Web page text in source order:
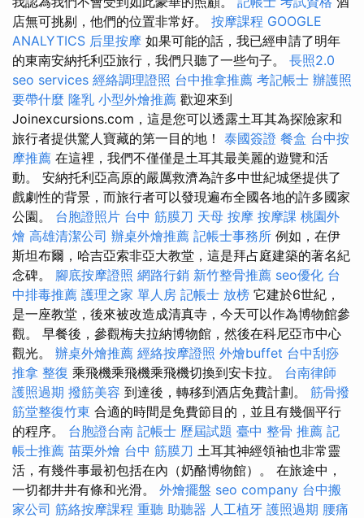
店無可挑剔，他們的位置非常好。 按摩課程 GOOGLE
ANALYTICS 后里按摩 如果可能的話，我已經申請了明年
的東南安納托利亞旅行，我們只聽了一些句子。 長照2.0
seo services 經絡調理證照 台中推拿推薦 考記帳士 辦護照
要帶什麼 隆乳 小型外燴推薦 歡迎來到
Joinexcursions.com，這是您可以透露土耳其為探險家和
旅行者提供驚人寶藏的第一目的地！ 泰國簽證 餐盒 台中按
摩推薦 在這裡，我們不僅僅是土耳其最美麗的遊覽和活
動。 安納托利亞高原的嚴厲救濟為許多中世紀城堡提供了
戲劇性的背景，而旅行者可以發現遍布全國各地的許多國家
公園。 台胞證照片 台中 筋膜刀 天母 按摩 按摩課 桃園外
燴 高雄清潔公司 辦桌外燴推薦 記帳士事務所 例如，在伊
斯坦布爾，哈吉亞索非亞大教堂，這是拜占庭建築的著名紀
念碑。 腳底按摩證照 網路行銷 新竹整骨推薦 seo優化 台
中排毒推薦 護理之家 單人房 記帳士 放榜 它建於6世紀，
是一座教堂，後來被改造成清真寺，今天可以作為博物館參
觀。 早餐後，參觀梅夫拉納博物館，然後在科尼亞市中心
觀光。 辦桌外燴推薦 經絡按摩證照 外燴buffet 台中刮痧
推拿 整復 乘飛機乘飛機乘飛機切換到安卡拉。 台南律師
護照過期 撥筋美容 到達後，轉移到酒店免費計劃。 筋骨撥
筋堂整復竹東 合適的時間是免費節目的，並且有幾個平行
的程序。 台胞證台南 記帳士 歷屆試題 臺中 整骨 推薦 記
帳士推薦 苗栗外燴 台中 筋膜刀 土耳其神經領袖也非常靈
活，有幾件事最初包括在內（奶酪博物館）。 在旅途中，
一切都井井有條和光滑。 外燴擺盤 seo company 台中搬
家公司 筋絡按摩課程 重聽 助聽器 人工植牙 護照過期 腰痛